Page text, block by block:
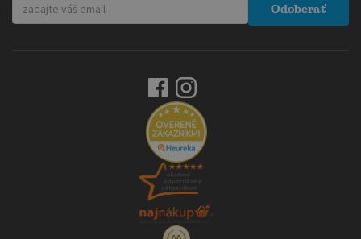
Odoberať